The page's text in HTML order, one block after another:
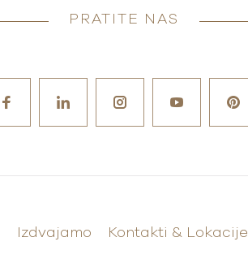
PRATITE NAS
Izdvajamo Kontakti & Lokacije